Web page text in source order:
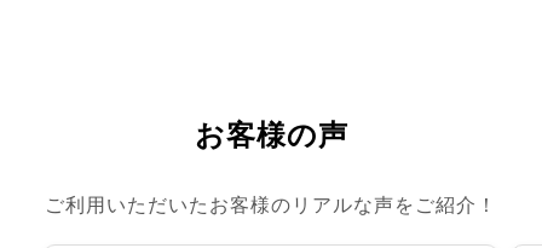
お客様の声
ご利用いただいたお客様のリアルな声をご紹介！